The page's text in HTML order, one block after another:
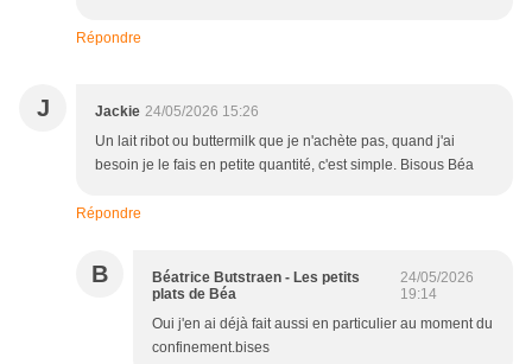
Répondre
J Jackie 24/05/2026 15:26
Un lait ribot ou buttermilk que je n'achète pas, quand j'ai
besoin je le fais en petite quantité, c'est simple. Bisous Béa
Répondre
B
Béatrice Butstraen - Les petits
plats de Béa
24/05/2026
19:14
Oui j'en ai déjà fait aussi en particulier au moment du
confinement.bises